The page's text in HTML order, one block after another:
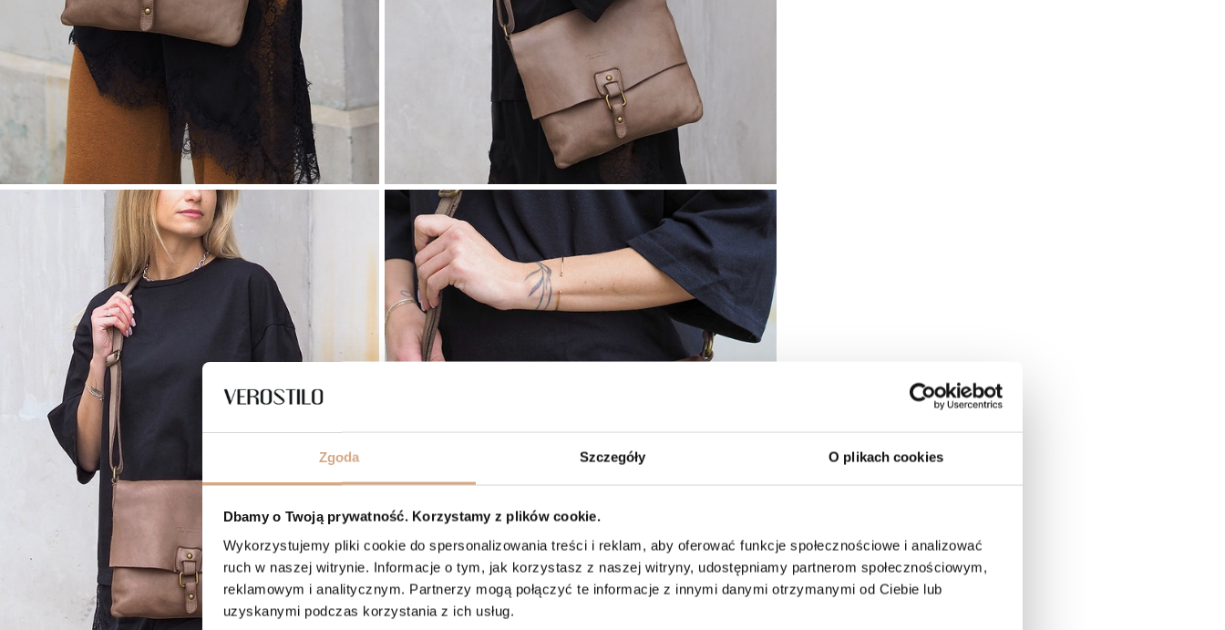
Zgoda Szczegóły O plikach cookies
Dbamy o Twoją prywatność. Korzystamy z plików cookie.
Wykorzystujemy pliki cookie do spersonalizowania treści i reklam, aby oferować funkcje społecznościowe i analizować
ruch w naszej witrynie. Informacje o tym, jak korzystasz z naszej witryny, udostępniamy partnerom społecznościowym,
reklamowym i analitycznym. Partnerzy mogą połączyć te informacje z innymi danymi otrzymanymi od Ciebie lub
uzyskanymi podczas korzystania z ich usług.